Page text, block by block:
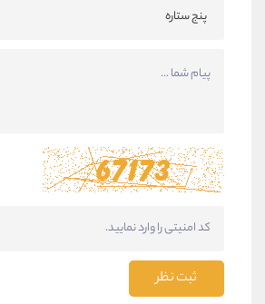
ثبت نظر